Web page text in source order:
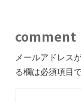
comment
メールアドレス
る欄は必須項目